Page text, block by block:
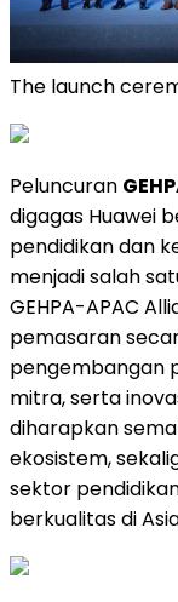
The launch
Peluncuran
digagas Huawei
pendidikan dan
menjadi salah
GEHPA-APAC
pemasaran
pengembangan
mitra, serta
diharapkan
ekosistem,
sektor
berkualitas di